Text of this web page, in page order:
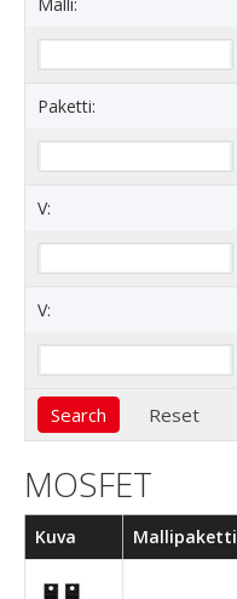
Paketti:
V:
V:
MOSFET
Kuva Mallipaketti